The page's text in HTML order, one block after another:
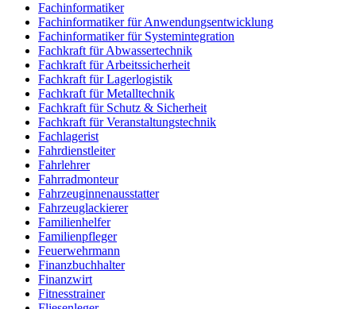
Fachinformatiker
Fachinformatiker für Anwendungsentwicklung
Fachinformatiker für Systemintegration
Fachkraft für Abwassertechnik
Fachkraft für Arbeitssicherheit
Fachkraft für Lagerlogistik
Fachkraft für Metalltechnik
Fachkraft für Schutz & Sicherheit
Fachkraft für Veranstaltungstechnik
Fachlagerist
Fahrdienstleiter
Fahrlehrer
Fahrradmonteur
Fahrzeuginnenausstatter
Fahrzeuglackierer
Familienhelfer
Familienpfleger
Feuerwehrmann
Finanzbuchhalter
Finanzwirt
Fitnesstrainer